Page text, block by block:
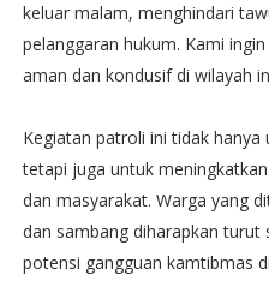
keluar malam, menghindari
pelanggaran hukum. Kami
aman dan kondusif di wilayah
Kegiatan patroli ini tidak
tetapi juga untuk
dan masyarakat. Warga yang
dan sambang diharapkan turut
potensi gangguan kamtibmas